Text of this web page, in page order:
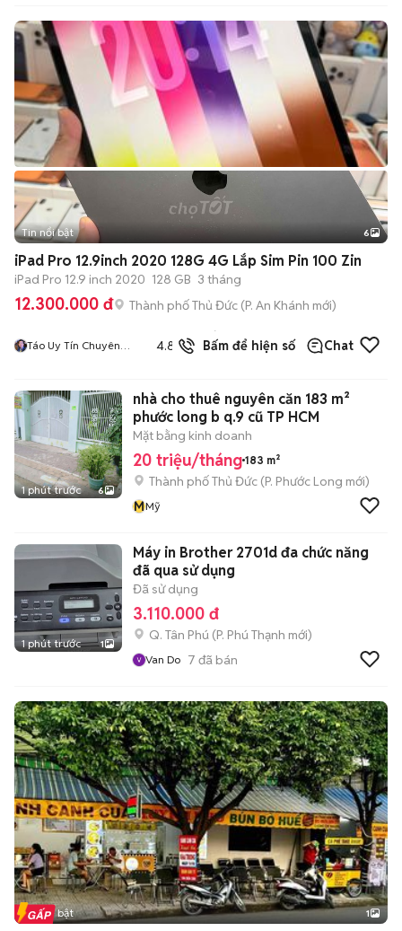
+2
Tin nổi bật 6
iPad Pro 12.9inch 2020 128G 4G Lắp Sim Pin 100 Zin
iPad Pro 12.9 inch 2020 128 GB 3 tháng
12.300.000 đ Thành phố Thủ Đức (P. An Khánh mới)
Táo Uy Tín Chuyên
4.8
618
đã
bán
Bấm để hiện số Chat
1 phút trước 6
nhà cho thuê nguyên căn 183 m²
phước long b q.9 cũ TP HCM
Mặt bằng kinh doanh
20 triệu/tháng 183 m²
Thành phố Thủ Đức (P. Phước Long mới)
MMỹ
1 phút trước 1
Máy in Brother 2701d đa chức năng
đã qua sử dụng
Đã sử dụng
3.110.000 đ
Q. Tân Phú (P. Phú Thạnh mới)
Van Do 7 đã bán
Tin nổi bật 1